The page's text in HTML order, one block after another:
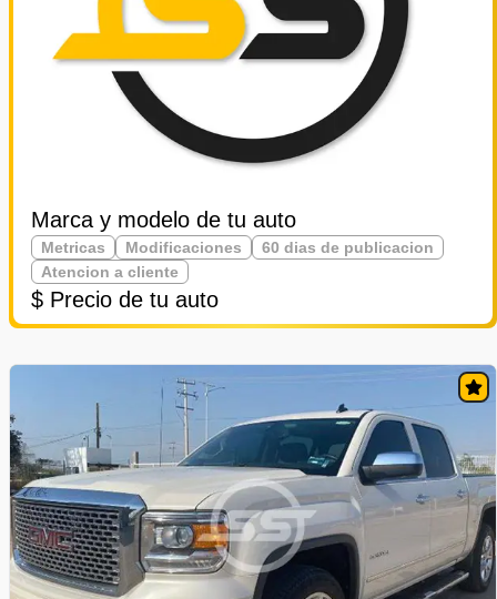
Marca y modelo de tu auto
Metricas Modificaciones
60 dias de publicacion
Atencion a cliente
$ Precio de tu auto